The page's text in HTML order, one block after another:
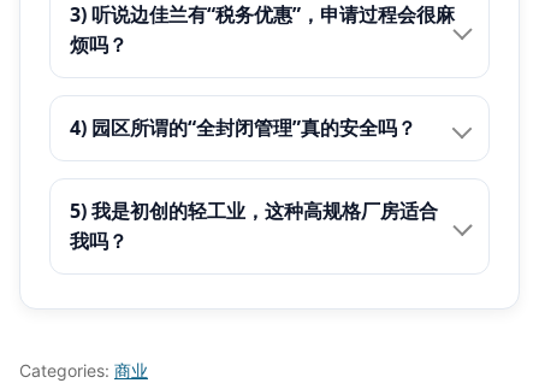
3) 听说边佳兰有“税务优惠”，申请过程会很麻
烦吗？
4) 园区所谓的“全封闭管理”真的安全吗？
5) 我是初创的轻工业，这种高规格厂房适合
我吗？
Categories: 商业